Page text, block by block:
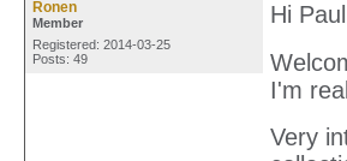
Ronen
Member
Registered: 2014-03-25
Posts: 49
Hi
I'm
Very